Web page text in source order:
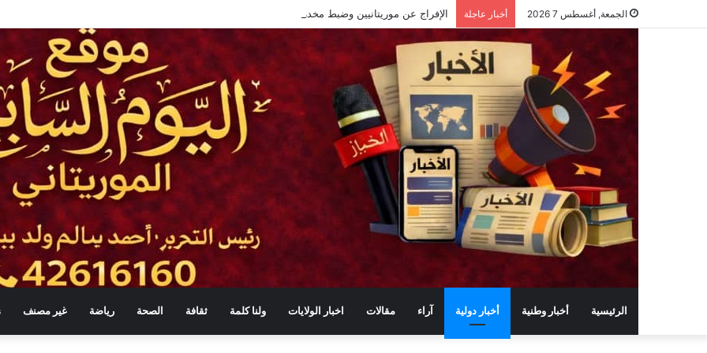
الجمعة, أغسطس 7 2026 أخبار عاجلة
الرئيسية أخبار وطنية أخبار دولية آراء مقالات اخبار الولايات ولنا كلمة ثقافة الصحة رياضة غير مصنف